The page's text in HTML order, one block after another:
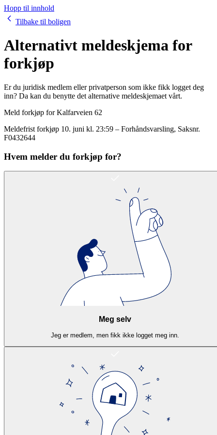
Hopp til innhold
Tilbake til boligen
Alternativt meldeskjema for
forkjøp
Er du juridisk medlem eller privatperson som ikke fikk logget deg
inn? Da kan du benytte det alternative meldeskjemaet vårt.
Meld forkjøp forKalfarveien 62
Meldefrist forkjøp 10. juni kl. 23:59 – Forhåndsvarsling, Saksnr.
F0432644
Hvem melder du forkjøp for?
Meg selv
Jeg er medlem, men fikk ikke logget meg inn.